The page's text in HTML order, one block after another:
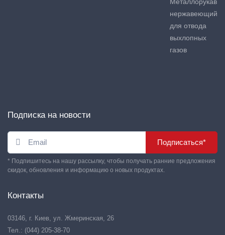
нержавеющий
для отвода
выхлопных
газов
Подписка на новости
Подписаться*
* Подпишитесь на нашу рассылку, чтобы получать ранние предложения
скидок, обновления и информацию о новых продуктах.
Контакты
03146, г. Киев, ул. Жмеринская, 26
Тел.: (044) 205-38-70